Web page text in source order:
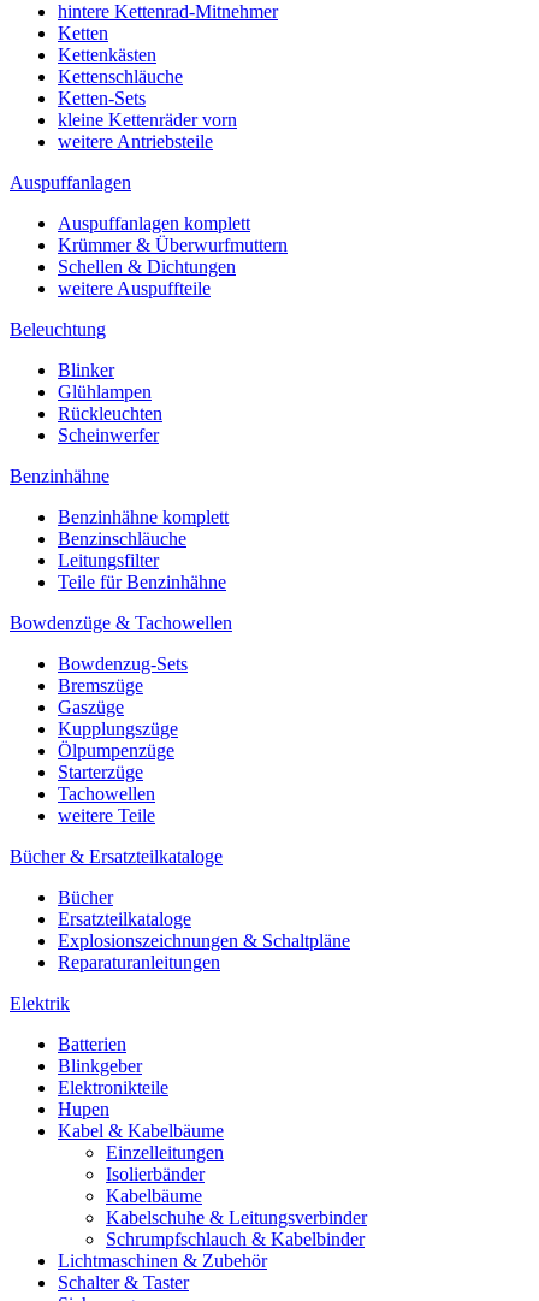
hintere Kettenrad-Mitnehmer
Ketten
Kettenkästen
Kettenschläuche
Ketten-Sets
kleine Kettenräder vorn
weitere Antriebsteile
Auspuffanlagen
Auspuffanlagen komplett
Krümmer & Überwurfmuttern
Schellen & Dichtungen
weitere Auspuffteile
Beleuchtung
Blinker
Glühlampen
Rückleuchten
Scheinwerfer
Benzinhähne
Benzinhähne komplett
Benzinschläuche
Leitungsfilter
Teile für Benzinhähne
Bowdenzüge & Tachowellen
Bowdenzug-Sets
Bremszüge
Gaszüge
Kupplungszüge
Ölpumpenzüge
Starterzüge
Tachowellen
weitere Teile
Bücher & Ersatzteilkataloge
Bücher
Ersatzteilkataloge
Explosionszeichnungen & Schaltpläne
Reparaturanleitungen
Elektrik
Batterien
Blinkgeber
Elektronikteile
Hupen
Kabel & Kabelbäume
Einzelleitungen
Isolierbänder
Kabelbäume
Kabelschuhe & Leitungsverbinder
Schrumpfschlauch & Kabelbinder
Lichtmaschinen & Zubehör
Schalter & Taster